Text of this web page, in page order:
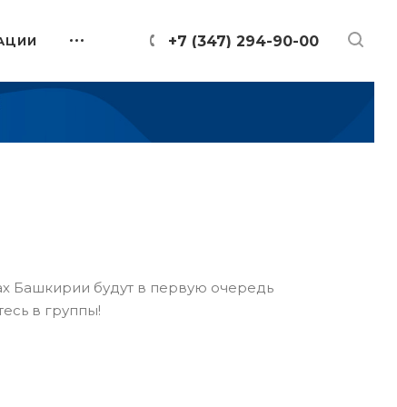
+7 (347) 294-90-00
Башкирии будут в первую очередь
в группы!